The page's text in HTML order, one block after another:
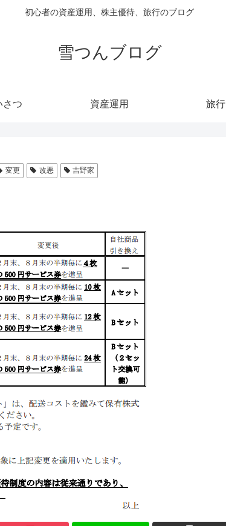
初心者の資産運用、株主優待、旅行のブログ
雪つんブログ
さつ 資産運用 旅行
変更 改悪 吉野家